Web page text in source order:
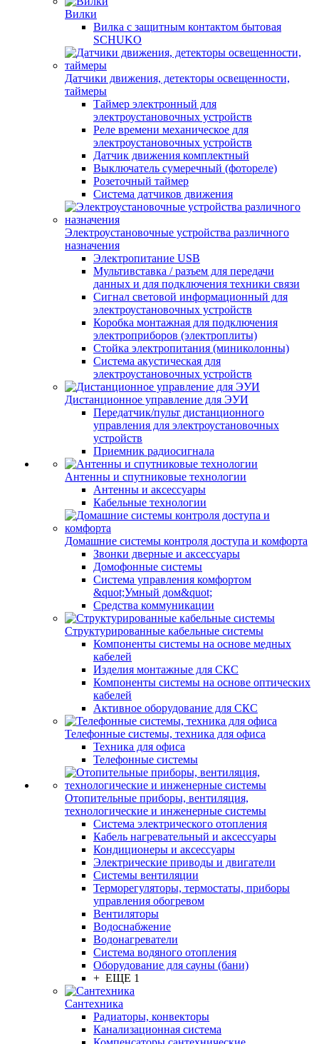
Вилки
Вилка с защитным контактом бытовая
SCHUKO
Датчики движения, детекторы освещенности,
таймеры
Таймер электронный для
электроустановочных устройств
Реле времени механическое для
электроустановочных устройств
Датчик движения комплектный
Выключатель сумеречный (фотореле)
Розеточный таймер
Система датчиков движения
Электроустановочные устройства различного
назначения
Электропитание USB
Мультивставка / разъем для передачи
данных и для подключения техники связи
Сигнал световой информационный для
электроустановочных устройств
Коробка монтажная для подключения
электроприборов (электроплиты)
Стойка электропитания (миниколонны)
Система акустическая для
электроустановочных устройств
Дистанционное управление для ЭУИ
Передатчик/пульт дистанционного
управления для электроустановочных
устройств
Приемник радиосигнала
Антенны и спутниковые технологии
Антенны и аксессуары
Кабельные технологии
Домашние системы контроля доступа и комфорта
Звонки дверные и аксессуары
Домофонные системы
Система управления комфортом
&quot;Умный дом&quot;
Средства коммуникации
Структурированные кабельные системы
Компоненты системы на основе медных
кабелей
Изделия монтажные для СКС
Компоненты системы на основе оптических
кабелей
Активное оборудование для СКС
Телефонные системы, техника для офиса
Техника для офиса
Телефонные системы
Отопительные приборы, вентиляция,
технологические и инженерные системы
Система электрического отопления
Кабель нагревательный и аксессуары
Кондиционеры и аксессуары
Электрические приводы и двигатели
Системы вентиляции
Терморегуляторы, термостаты, приборы
управления обогревом
Вентиляторы
Водоснабжение
Водонагреватели
Система водяного отопления
Оборудование для сауны (бани)
+ ЕЩЕ 1
Сантехника
Радиаторы, конвекторы
Канализационная система